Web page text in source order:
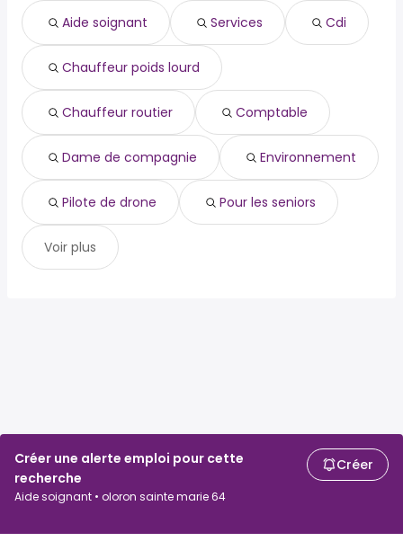
Créer une alerte emploi pour cette
recherche
Aide soignant • oloron sainte marie 64
Créer
chauffeur poids lourd
chauffeur routier
comptable
dame de compagnie
environnement
pilote de drone
pour senior
Aide soignant Services Cdi
Chauffeur poids lourd
Chauffeur routier Comptable
Dame de compagnie Environnement
Pilote de drone Pour les seniors
Voir plus